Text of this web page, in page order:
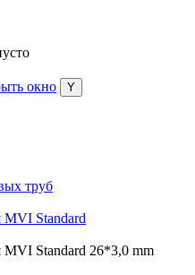
окно
труб
MVI Standard
MVI Standard 26*3,0 mm